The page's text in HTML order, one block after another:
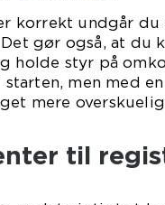
korrekt undgår
gør også, at du
holde styr på
men med
mere
til